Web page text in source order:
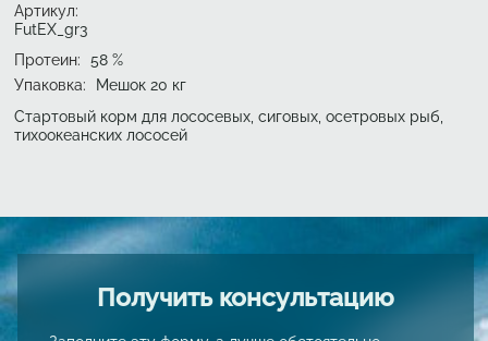
Артикул:
FutEX_gr3
Протеин: 58 %
Упаковка:
Мешок 20 кг
Стартовый корм для лососевых, сиговых, осетровых рыб,
тихоокеанских лососей
Получить консультацию